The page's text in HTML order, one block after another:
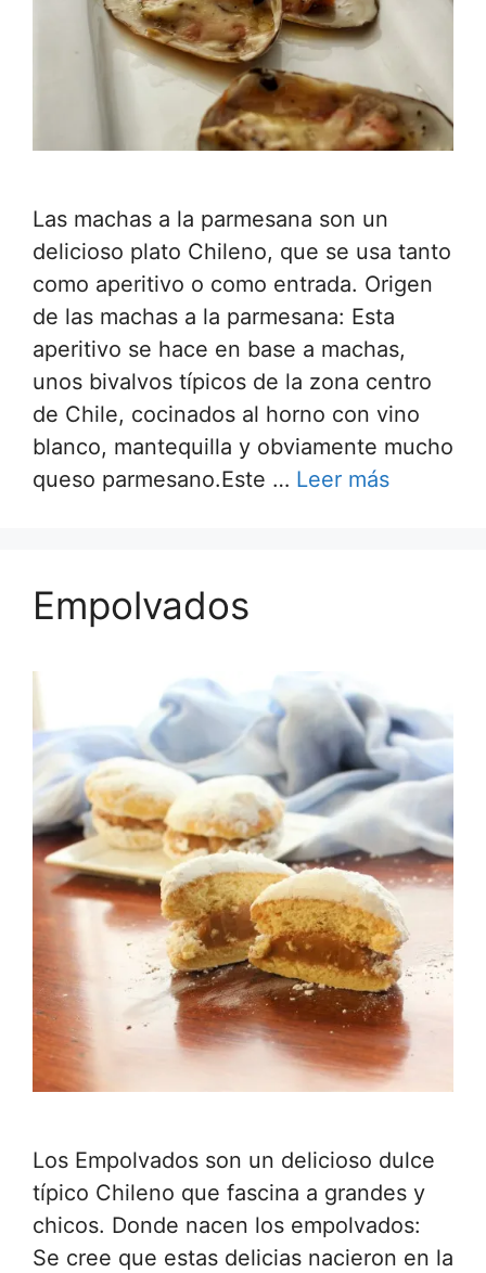
Las machas a la parmesana son un
delicioso plato Chileno, que se usa tanto
como aperitivo o como entrada. Origen
de las machas a la parmesana: Esta
aperitivo se hace en base a machas,
unos bivalvos típicos de la zona centro
de Chile, cocinados al horno con vino
blanco, mantequilla y obviamente mucho
queso parmesano.Este … Leer más
Empolvados
Los Empolvados son un delicioso dulce
típico Chileno que fascina a grandes y
chicos. Donde nacen los empolvados:
Se cree que estas delicias nacieron en la